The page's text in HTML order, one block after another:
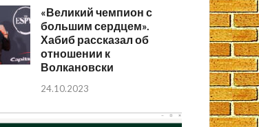
«Великий чемпион с
большим сердцем».
Хабиб рассказал об
отношении к
Волкановски
24.10.2023